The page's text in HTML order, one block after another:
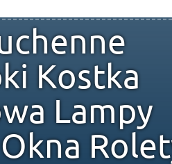
Kostka
Lampy